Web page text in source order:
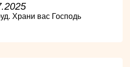
Храни вас Господь